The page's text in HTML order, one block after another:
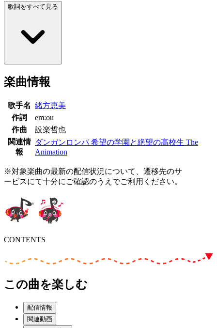
歌詞をすべて見る
楽曲情報
歌手名 緒方恵美
作詞
em:ou
作曲
設楽哲也
関連情
報
ダンガンロンパ 希望の学園と絶望の高校生 The
Animation
※対象楽曲の最新の配信状況について、遷移先のサ
ービスにて十分にご確認のうえでご利用ください。
CONTENTS
この曲を楽しむ
配信情報
関連動画